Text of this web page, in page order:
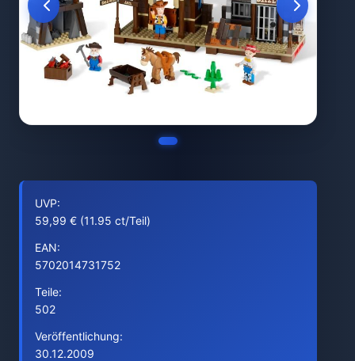
UVP:
59,99 € (11.95 ct/Teil)
EAN:
5702014731752
Teile:
502
Veröffentlichung:
30.12.2009